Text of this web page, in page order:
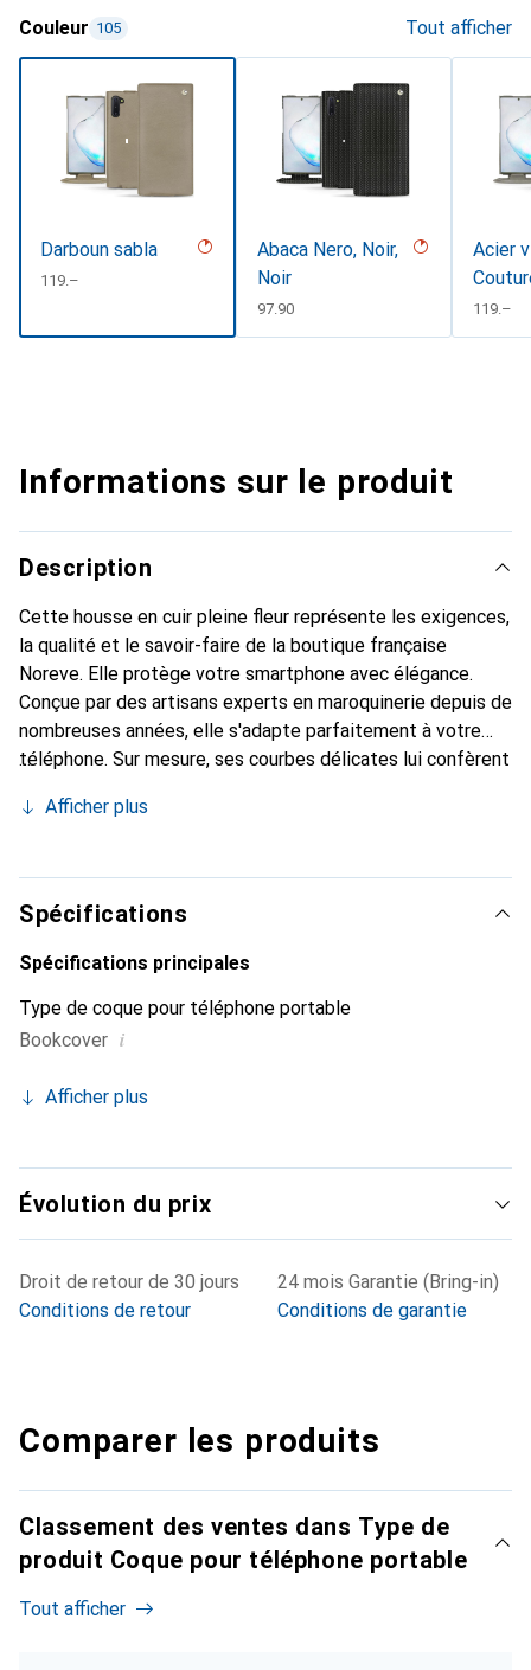
Couleur 105 Tout afficher
Darboun sabla
CHF
119.–
Abaca Nero, Noir,
Noir
CHF
97.90
Acier
CHF
119.–
Informations sur le produit
Description
Cette housse en cuir pleine fleur représente les exigences,
la qualité et le savoir-faire de la boutique française
Noreve. Elle protège votre smartphone avec élégance.
Conçue par des artisans experts en maroquinerie depuis de
nombreuses années, elle s'adapte parfaitement à votre
téléphone. Sur mesure, ses courbes délicates lui confèrent
et indispensable pour votre smartphone. Reconnaître
marque Noreve est un choix sûr pour une clientèle
exigeante.
Afficher plus
Spécifications
Spécifications principales
Type de coque pour téléphone portable
Bookcover i
Afficher plus
Évolution du prix
Droit de retour de 30 jours
Conditions de retour
24 mois Garantie (Bring-in)
Conditions de garantie
Comparer les produits
Classement des ventes dans Type de
produit Coque pour téléphone portable
Tout afficher